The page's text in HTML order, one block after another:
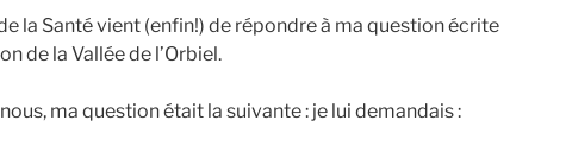
sur
les
sanitaires
la Santé vient (enfin!) de répondre à ma question écrite
de la Vallée de l’Orbiel.
ma question était la suivante : je lui demandais :